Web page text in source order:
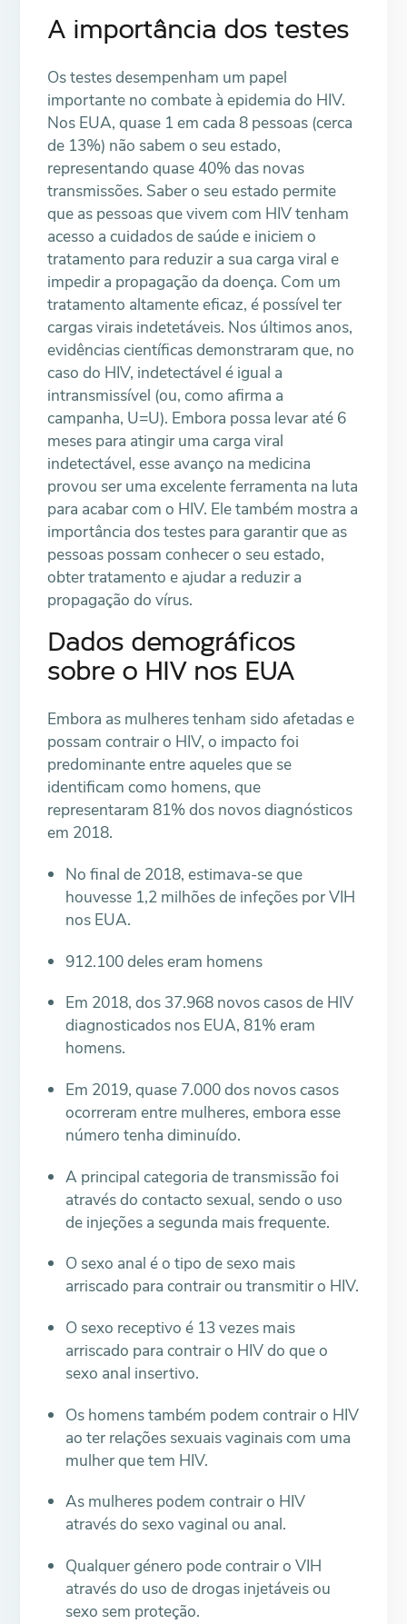
A importância dos testes
Os testes desempenham um papel
importante no combate à epidemia do HIV.
Nos EUA, quase 1 em cada 8 pessoas (cerca
de 13%) não sabem o seu estado,
representando quase 40% das novas
transmissões. Saber o seu estado permite
que as pessoas que vivem com HIV tenham
acesso a cuidados de saúde e iniciem o
tratamento para reduzir a sua carga viral e
impedir a propagação da doença. Com um
tratamento altamente eficaz, é possível ter
cargas virais indetetáveis. Nos últimos anos,
evidências científicas demonstraram que, no
caso do HIV, indetectável é igual a
intransmissível (ou, como afirma a
campanha, U=U). Embora possa levar até 6
meses para atingir uma carga viral
indetectável, esse avanço na medicina
provou ser uma excelente ferramenta na luta
para acabar com o HIV. Ele também mostra a
importância dos testes para garantir que as
pessoas possam conhecer o seu estado,
obter tratamento e ajudar a reduzir a
propagação do vírus.
Dados demográficos
sobre o HIV nos EUA
Embora as mulheres tenham sido afetadas e
possam contrair o HIV, o impacto foi
predominante entre aqueles que se
identificam como homens, que
representaram 81% dos novos diagnósticos
em 2018.
No final de 2018, estimava-se que
houvesse 1,2 milhões de infeções por VIH
nos EUA.
912.100 deles eram homens
Em 2018, dos 37.968 novos casos de HIV
diagnosticados nos EUA, 81% eram
homens.
Em 2019, quase 7.000 dos novos casos
ocorreram entre mulheres, embora esse
número tenha diminuído.
A principal categoria de transmissão foi
através do contacto sexual, sendo o uso
de injeções a segunda mais frequente.
O sexo anal é o tipo de sexo mais
arriscado para contrair ou transmitir o HIV.
O sexo receptivo é 13 vezes mais
arriscado para contrair o HIV do que o
sexo anal insertivo.
Os homens também podem contrair o HIV
ao ter relações sexuais vaginais com uma
mulher que tem HIV.
As mulheres podem contrair o HIV
através do sexo vaginal ou anal.
Qualquer género pode contrair o VIH
através do uso de drogas injetáveis ou
sexo sem proteção.